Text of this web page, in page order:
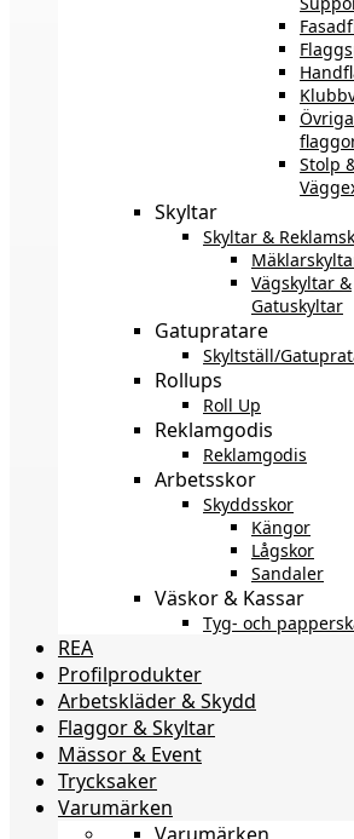
Övriga
Stolp
Skyltar
Skyltar &
Vägskyltar &
Gatuskyltar
Gatupratare
Skyltställ/
Rollups
Roll Up
Reklamgodis
Reklamgodis
Arbetsskor
Skyddsskor
Kängor
Lågskor
Sandaler
Väskor & Kassar
Tyg- och
REA
Profilprodukter
Arbetskläder & Skydd
Flaggor & Skyltar
Mässor & Event
Trycksaker
Varumärken